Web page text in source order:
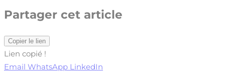
Partager cet article
Copier le lien
Lien copié !
Email WhatsApp LinkedIn